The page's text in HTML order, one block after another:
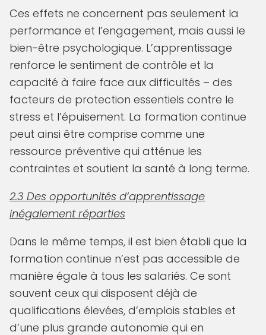
Ces effets ne concernent pas seulement la
performance et l’engagement, mais aussi le
bien-être psychologique. L’apprentissage
renforce le sentiment de contrôle et la
capacité à faire face aux difficultés – des
facteurs de protection essentiels contre le
stress et l’épuisement. La formation continue
peut ainsi être comprise comme une
ressource préventive qui atténue les
contraintes et soutient la santé à long terme.
2.3 Des opportunités d’apprentissage
inégalement réparties
Dans le même temps, il est bien établi que la
formation continue n’est pas accessible de
manière égale à tous les salariés. Ce sont
souvent ceux qui disposent déjà de
qualifications élevées, d’emplois stables et
d’une plus grande autonomie qui en